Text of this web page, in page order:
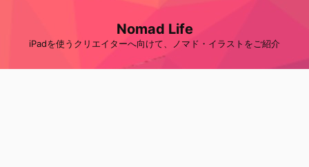
Nomad Life
iPadを使うクリエイターへ向けて、ノマド・イラストをご紹介